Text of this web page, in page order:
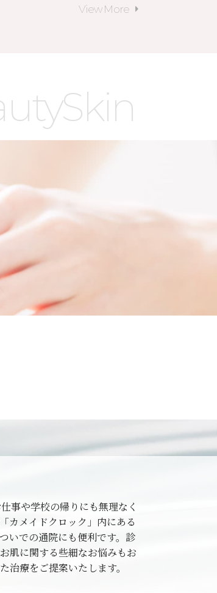
View More arrow_right
事や学校の帰りにも無理なく
カメイドクロック」内にある
いでの通院にも便利です。診
肌に関する些細なお悩みもお
療をご提案いたします。